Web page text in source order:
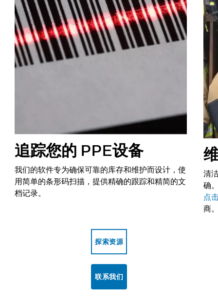
追踪您的 PPE设备
我们的软件专为确保可靠的库存和维护而设计，使
用简单的条形码扫描，提供精确的跟踪和精简的文
档记录。
清
确
点
商
探索资源
联系我们